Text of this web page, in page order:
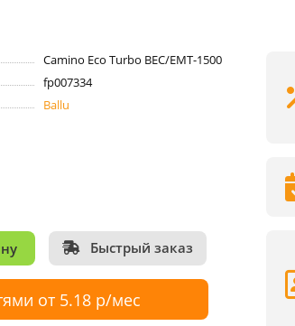
Camino Eco Turbo BEC/EMT-1500
fp007334
Ballu
Быстрый заказ
от 5.18 р/мес